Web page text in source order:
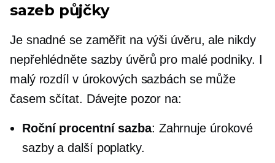
sazeb půjčky
Je snadné se zaměřit na výši úvěru, ale nikdy
nepřehlédněte sazby úvěrů pro malé podniky. I
malý rozdíl v úrokových sazbách se může
časem sčítat. Dávejte pozor na:
Roční procentní sazba: Zahrnuje úrokové
sazby a další poplatky.